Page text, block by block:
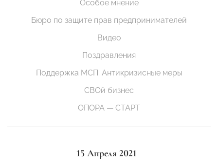
Особое мнение
Бюро по защите прав предпринимателей
Видео
Поздравления
Поддержка МСП. Антикризисные меры
СВОй бизнес
ОПОРА — СТАРТ
15 Апреля 2021